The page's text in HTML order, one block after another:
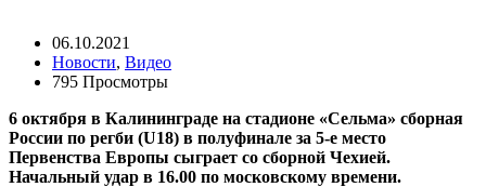
06.10.2021
Новости, Видео
795 Просмотры
6 октября в Калининграде на стадионе «Сельма» сборная
России по регби (U18) в полуфинале за 5-е место
Первенства Европы сыграет со сборной Чехией.
Начальный удар в 16.00 по московскому времени.